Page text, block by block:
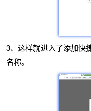
3、这样就进入了添加快
名称。